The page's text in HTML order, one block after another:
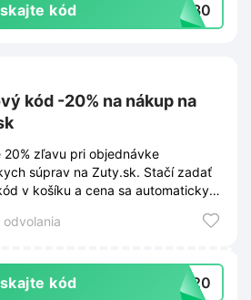
kód VA30
kód -20% na nákup na
20% zľavu pri objednávke
súprav na Zuty.sk. Stačí zadať
v košíku a cena sa automaticky
odvolania
kód VA20